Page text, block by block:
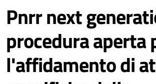
Pnrr next
procedura aperta
l'affidamento di